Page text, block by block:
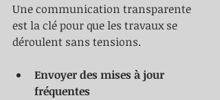
Une communication transparente
est la clé pour que les travaux se
déroulent sans tensions.
Envoyer des mises à jour
fréquentes